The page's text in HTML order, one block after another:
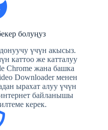
болуңуз
үчүн акысыз.
каттоо же катталуу
Chrome жана башка
Downloader менен
ырахат алуу үчүн
байланышы
керек.